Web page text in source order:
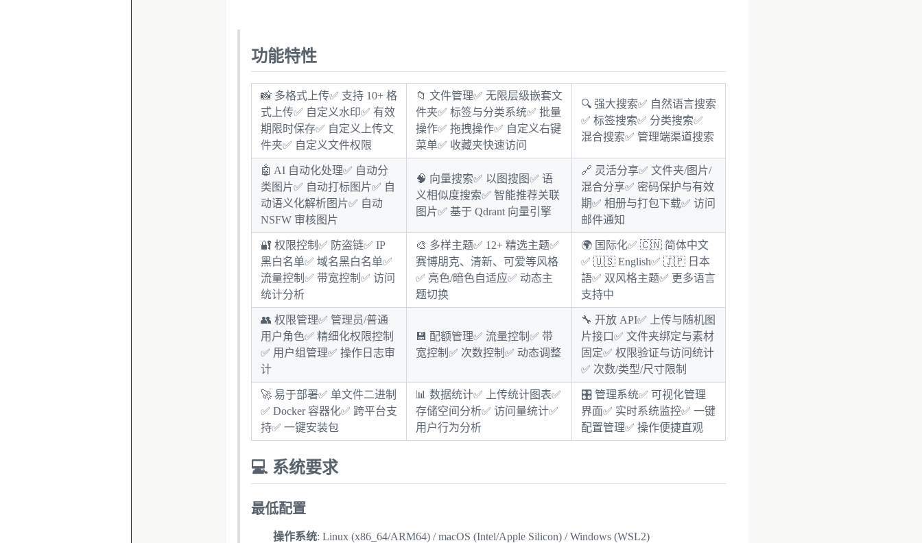
功能特性
📸 多格式上传✅ 支持 10+ 格
式上传✅ 自定义水印✅ 有效
期限时保存✅ 自定义上传文
件夹✅ 自定义文件权限
📁 文件管理✅ 无限层级嵌套文
件夹✅ 标签与分类系统✅ 批量
操作✅ 拖拽操作✅ 自定义右键
菜单✅ 收藏夹快速访问
🔍 强大搜索✅ 自然语言搜索
✅ 标签搜索✅ 分类搜索✅
混合搜索✅ 管理端渠道搜索
🤖 AI 自动化处理✅ 自动分
类图片✅ 自动打标图片✅ 自
动语义化解析图片✅ 自动
NSFW 审核图片
🧠 向量搜索✅ 以图搜图✅ 语
义相似度搜索✅ 智能推荐关联
图片✅ 基于 Qdrant 向量引擎
🔗 灵活分享✅ 文件夹/图片/
混合分享✅ 密码保护与有效
期✅ 相册与打包下载✅ 访问
邮件通知
🔐 权限控制✅ 防盗链✅ IP
黑白名单✅ 域名黑白名单✅
流量控制✅ 带宽控制✅ 访问
统计分析
🎨 多样主题✅ 12+ 精选主题✅
赛博朋克、清新、可爱等风格
✅ 亮色/暗色自适应✅ 动态主
题切换
🌍 国际化✅ 🇨🇳 简体中文
✅ 🇺🇸 English✅ 🇯🇵 日本
語✅ 双风格主题✅ 更多语言
支持中
👥 权限管理✅ 管理员/普通
用户角色✅ 精细化权限控制
✅ 用户组管理✅ 操作日志审
计
💾 配额管理✅ 流量控制✅ 带
宽控制✅ 次数控制✅ 动态调整
🔧 开放 API✅ 上传与随机图
片接口✅ 文件夹绑定与素材
固定✅ 权限验证与访问统计
✅ 次数/类型/尺寸限制
🚀 易于部署✅ 单文件二进制
✅ Docker 容器化✅ 跨平台支
持✅ 一键安装包
📊 数据统计✅ 上传统计图表✅
存储空间分析✅ 访问量统计✅
用户行为分析
🎛️ 管理系统✅ 可视化管理
界面✅ 实时系统监控✅ 一键
配置管理✅ 操作便捷直观
💻 系统要求
最低配置
操作系统: Linux (x86_64/ARM64) / macOS (Intel/Apple Silicon) / Windows (WSL2)